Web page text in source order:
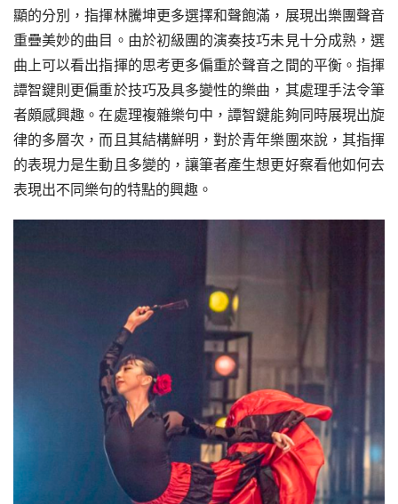
顯的分別，指揮林騰坤更多選擇和聲飽滿，展現出樂團聲音
重疊美妙的曲目。由於初級團的演奏技巧未見十分成熟，選
曲上可以看出指揮的思考更多偏重於聲音之間的平衡。指揮
譚智鍵則更偏重於技巧及具多變性的樂曲，其處理手法令筆
者頗感興趣。在處理複雜樂句中，譚智鍵能夠同時展現出旋
律的多層次，而且其結構鮮明，對於青年樂團來說，其指揮
的表現力是生動且多變的，讓筆者產生想更好察看他如何去
表現出不同樂句的特點的興趣。